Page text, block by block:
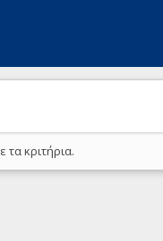
τα κριτήρια.